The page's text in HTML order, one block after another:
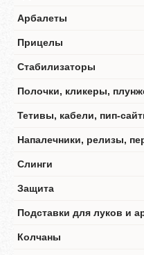
Арбалеты
Прицелы
Стабилизаторы
Полочки, кликеры,
Тетивы, кабели, пип-
Напалечники, релизы,
Слинги
Защита
Подставки для луков и
Колчаны